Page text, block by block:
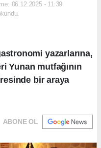
06.12.2025 - 11:39
yazarlarına,
Yunan mutfağının
bir araya
ABONE OL